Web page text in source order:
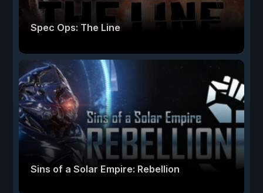
Spec Ops: The Line
Sins of a Solar Empire: Rebellion